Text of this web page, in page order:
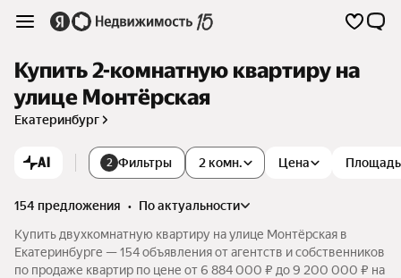
Купить 2-комнатную квартиру на
улице Монтёрская
Екатеринбург
AI 2 Фильтры 2 комн. Цена Площадь
154 предложения •
по актуальности
Купить двухкомнатную квартиру на улице Монтёрская в
Екатеринбурге — 154 объявления от агентств и собственников
по продаже квартир по цене от 6 884 000 ₽ до 9 200 000 ₽ на